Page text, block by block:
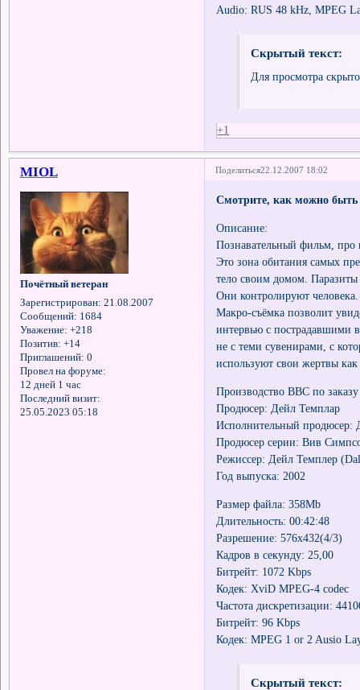
Audio: RUS 48 kHz, MPEG
Скрытый текст:
Для просмотра
+1
Поделиться22.12.2007 18:02
MIOL
Почётный ветеран
Зарегистрирован: 21.08.2007
Сообщений: 1684
Уважение: +218
Позитив: +14
Приглашений: 0
Провел на форуме:
12 дней 1 час
Последний визит:
25.05.2023 05:18
Смотрите, как можно
Описание:
Познавательный фильм, про
Это зона обитания самых
тело своим домом.
Они контролируют
Макро-съёмка позволит
интервью с пострадавшими
не с теми сувенирами, с
используют свои жертвы как
Производство BBC по
Продюсер: Дейл Темплар
Исполнительный продюсер:
Продюсер серии: Вив
Режиссер: Дейл Темплер
Год выпуска: 2002
Размер файла: 358Mb
Длительность: 00:42:48
Разрешение: 576х432(4/3)
Кадров в секунду: 25,00
Битрейт: 1072 Kbps
Кодек: XviD MPEG-4 codec
Частота дискретизации:
Битрейт: 96 Kbps
Кодек: MPEG 1 or 2 Ausio
Скрытый текст: